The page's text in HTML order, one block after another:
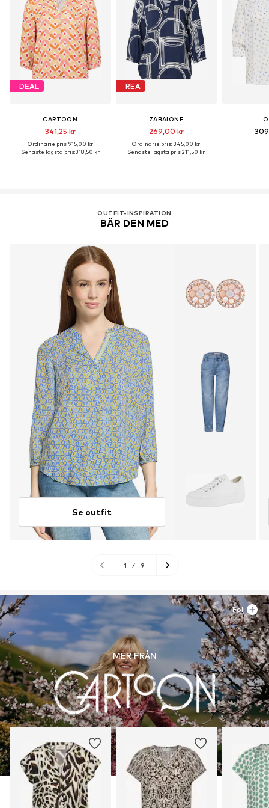
DEAL
CARTOON
341,25 kr
Ordinarie pris: 915,00 kr
Senaste lägsta pris:318,50 kr
REA
ZABAIONE
269,00 kr
Ordinarie pris: 345,00 kr
Senaste lägsta pris:211,50 kr
OUTFIT-INSPIRATION
BÄR DEN MED
Se outfit
1 / 9
MER FRÅN
Följ